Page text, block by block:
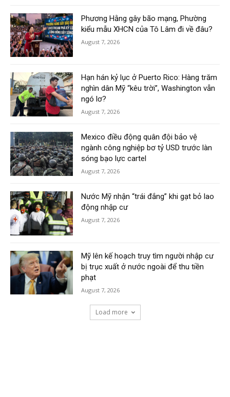
Phương Hằng gây bão mạng, Phường
kiểu mẫu XHCN của Tô Lâm đi về đâu?
August 7, 2026
Hạn hán kỷ lục ở Puerto Rico: Hàng trăm
nghìn dân Mỹ “kêu trời”, Washington vẫn
ngó lơ?
August 7, 2026
Mexico điều động quân đội bảo vệ
ngành công nghiệp bơ tỷ USD trước làn
sóng bạo lực cartel
August 7, 2026
Nước Mỹ nhận “trái đắng” khi gạt bỏ lao
động nhập cư
August 7, 2026
Mỹ lên kế hoạch truy tìm người nhập cư
bị trục xuất ở nước ngoài để thu tiền
phạt
August 7, 2026
Load more